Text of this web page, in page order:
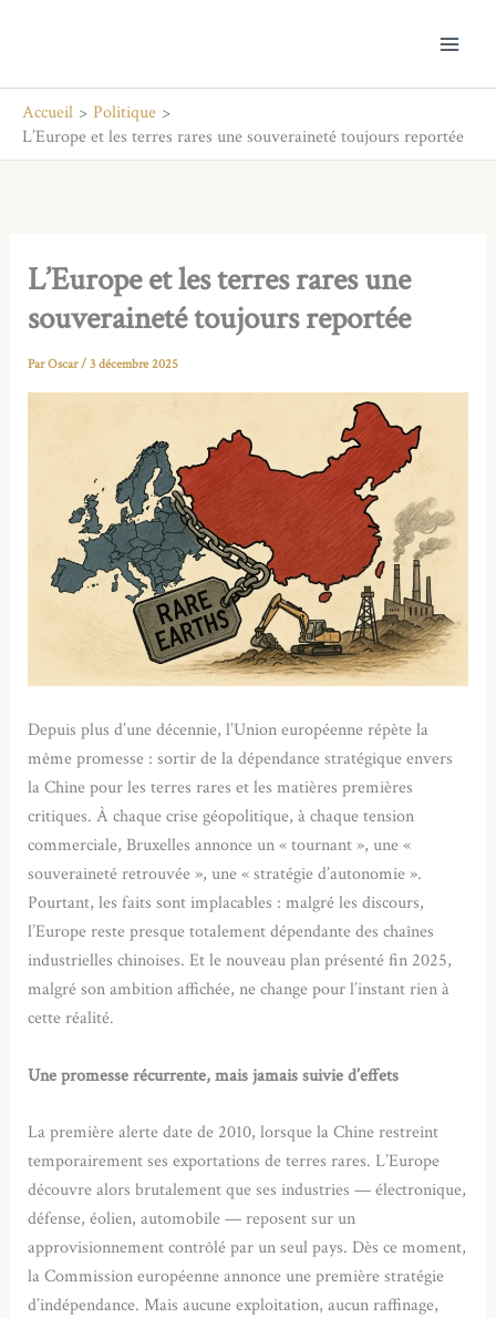
Accueil
Politique
L’Europe et les terres rares une souveraineté toujours reportée
L’Europe et les terres rares une
souveraineté toujours reportée
ParOscar/3 décembre 2025
Depuis plus d’une décennie, l’Union européenne répète la
même promesse : sortir de la dépendance stratégique envers
la Chine pour les terres rares et les matières premières
critiques. À chaque crise géopolitique, à chaque tension
commerciale, Bruxelles annonce un « tournant », une «
souveraineté retrouvée », une « stratégie d’autonomie ».
Pourtant, les faits sont implacables : malgré les discours,
l’Europe reste presque totalement dépendante des chaînes
industrielles chinoises. Et le nouveau plan présenté fin 2025,
malgré son ambition affichée, ne change pour l’instant rien à
cette réalité.
Une promesse récurrente, mais jamais suivie d’effets
La première alerte date de 2010, lorsque la Chine restreint
temporairement ses exportations de terres rares. L’Europe
découvre alors brutalement que ses industries — électronique,
défense, éolien, automobile — reposent sur un
approvisionnement contrôlé par un seul pays. Dès ce moment,
la Commission européenne annonce une première stratégie
d’indépendance. Mais aucune exploitation, aucun raffinage,